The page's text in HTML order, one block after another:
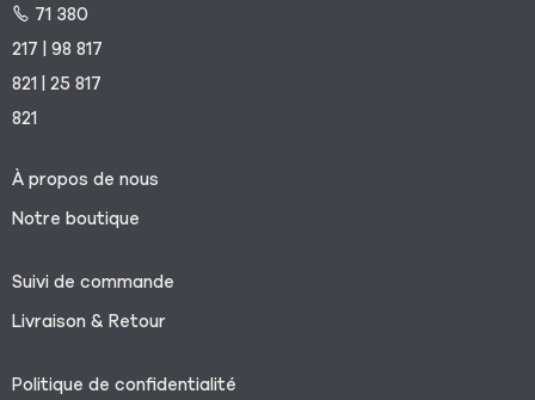
71 380
217 | 98 817
821 | 25 817
821
À propos de nous
Notre boutique
Suivi de commande
Livraison & Retour
Politique de confidentialité